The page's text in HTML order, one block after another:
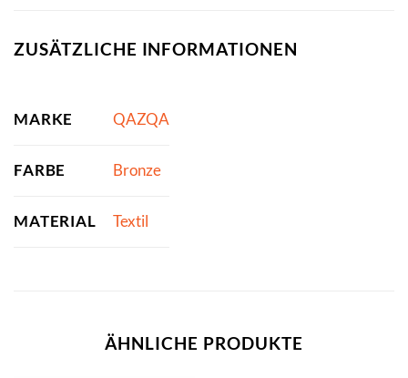
ZUSÄTZLICHE INFORMATIONEN
MARKE QAZQA
FARBE Bronze
MATERIAL Textil
ÄHNLICHE PRODUKTE